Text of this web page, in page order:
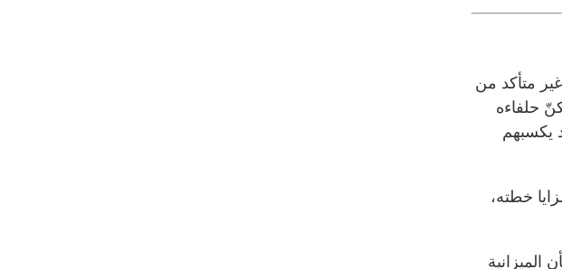
متأكد من
حلفاءه
يكسبهم
خطته،
الميزانية